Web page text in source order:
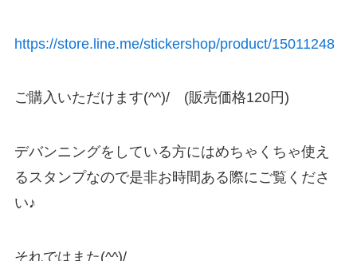
https://store.line.me/stickershop/product/15011248
ご購入いただけます(^^)/ (販売価格120円)
デバンニングをしている方にはめちゃくちゃ使え
るスタンプなので是非お時間ある際にご覧くださ
い♪
それではまた(^^)/